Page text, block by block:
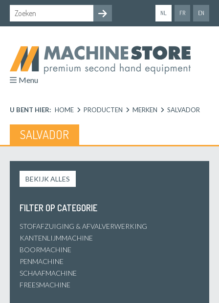
NL FR EN
Menu
U BENT HIER: HOME PRODUCTEN MERKEN SALVADOR
SALVADOR
BEKIJK ALLES
FILTER OP CATEGORIE
STOFAFZUIGING & AFVALVERWERKING
KANTENLIJMMACHINE
BOORMACHINE
PENMACHINE
SCHAAFMACHINE
FREESMACHINE